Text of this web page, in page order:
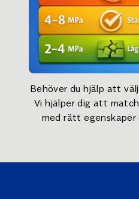
Behöver du hjälp att
Vi hjälper dig att
med rätt